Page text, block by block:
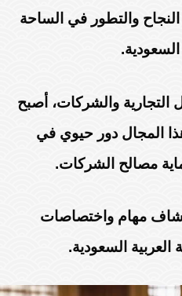
والتطور في الساحة
السعودية.
التجارية والشركات، أصبح
المجال دور حيوي في
مصالح الشركات.
مهام واختصاصات
السعودية.